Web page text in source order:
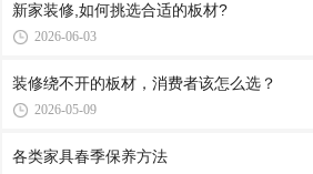
新家装修,如何挑选合适的板材?
2026-06-03
装修绕不开的板材，消费者该怎么选？
2026-05-09
各类家具春季保养方法